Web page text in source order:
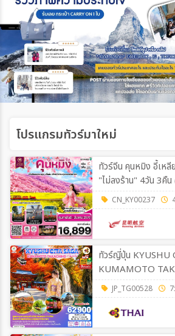
ระหว่าง
ค้นหา
โปรแกรมทัวร์มาใหม่
ทัวร์จีน คุนหมิง อี้เหลี
"ไม่ลงร้าน" 4วัน 3คืน
CN_KY00237
ทัวร์ญี่ปุ่น KYUSHU
KUMAMOTO
[TG]JP_TG00528